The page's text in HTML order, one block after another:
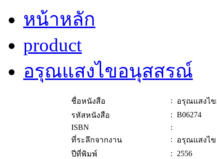
หน้าหลัก
product
อรุณแสงไขอนุสสรณ์
ชื่อหนังสือ :
อรุณแสงไ
รหัสหนังสือ
: B06274
ISBN
:
ที่ระลึกจากงาน
:
อรุณแสงไ
ปีที่พิมพ์
: 2556